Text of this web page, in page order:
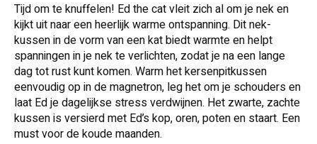
Tijd om te knuffelen! Ed the cat vleit zich al om je nek en
kijkt uit naar een heerlijk warme ontspanning. Dit nek-
kussen in de vorm van een kat biedt warmte en helpt
spanningen in je nek te verlichten, zodat je na een lange
dag tot rust kunt komen. Warm het kersenpitkussen
eenvoudig op in de magnetron, leg het om je schouders en
laat Ed je dagelijkse stress verdwijnen. Het zwarte, zachte
kussen is versierd met Ed’s kop, oren, poten en staart. Een
must voor de koude maanden.